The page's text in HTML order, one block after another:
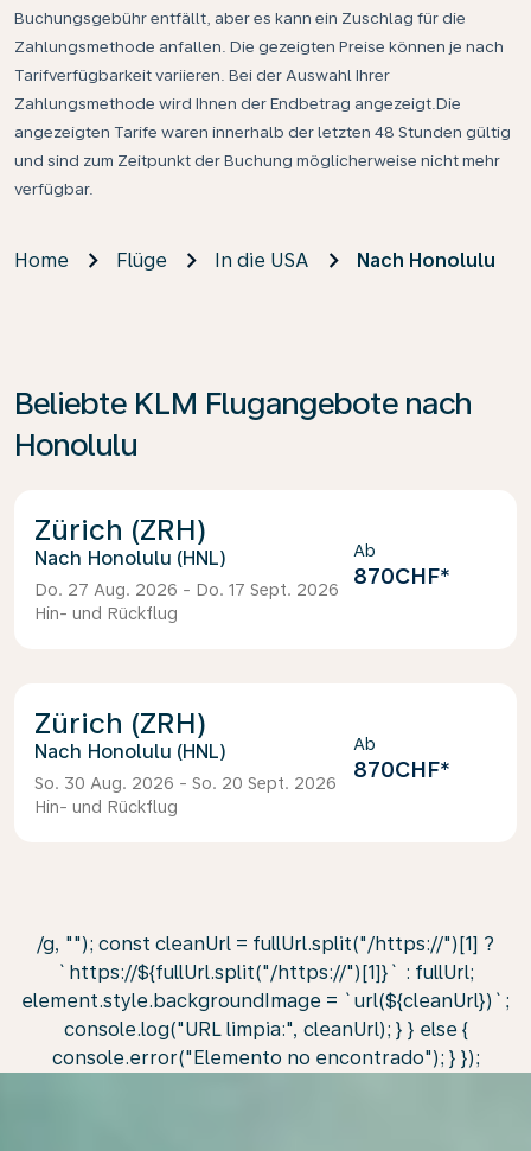
Buchungsgebühr entfällt, aber es kann ein Zuschlag für die
Zahlungsmethode anfallen. Die gezeigten Preise können je nach
Tarifverfügbarkeit variieren. Bei der Auswahl Ihrer
Zahlungsmethode wird Ihnen der Endbetrag angezeigt.Die
angezeigten Tarife waren innerhalb der letzten 48 Stunden gültig
und sind zum Zeitpunkt der Buchung möglicherweise nicht mehr
verfügbar.
Home Flüge In die USA Nach Honolulu
Beliebte KLM Flugangebote nach
Honolulu
Zürich (ZRH)
Honolulu (HNL)
Do. 27 Aug. 2026 - Do. 17 Sept. 2026
Hin- und Rückflug
Ab
870CHF*
Zürich (ZRH)
Honolulu (HNL)
So. 30 Aug. 2026 - So. 20 Sept. 2026
Hin- und Rückflug
Ab
870CHF*
/g, ""); const cleanUrl = fullUrl.split("/https://")[1] ?
`https://${fullUrl.split("/https://")[1]}` : fullUrl;
element.style.backgroundImage = `url(${cleanUrl})`;
console.log("URL limpia:", cleanUrl); } } else {
console.error("Elemento no encontrado"); } });